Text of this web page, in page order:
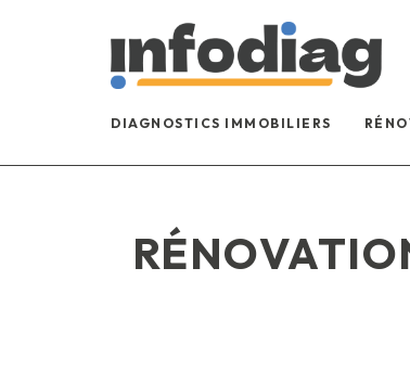
DIAGNOSTICS IMMOBILIERS